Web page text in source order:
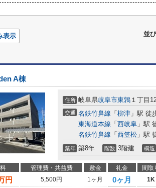
並
表示
A棟
住所 岐阜県岐阜市東鶉 １丁目
交通 名鉄竹鼻線 「 柳津 」駅 徒
東海道本線 「 西岐阜 」駅
名鉄竹鼻線 「 西笠松 」駅
築年 築8年 階数 3階建 構造
管理費・共益費 敷金 礼金 間取
円 5,500円 1ヶ月 0ヶ月 1K